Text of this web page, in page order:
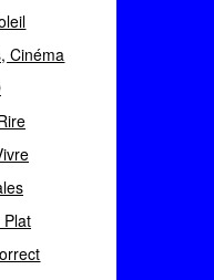
Cinéma
Plat